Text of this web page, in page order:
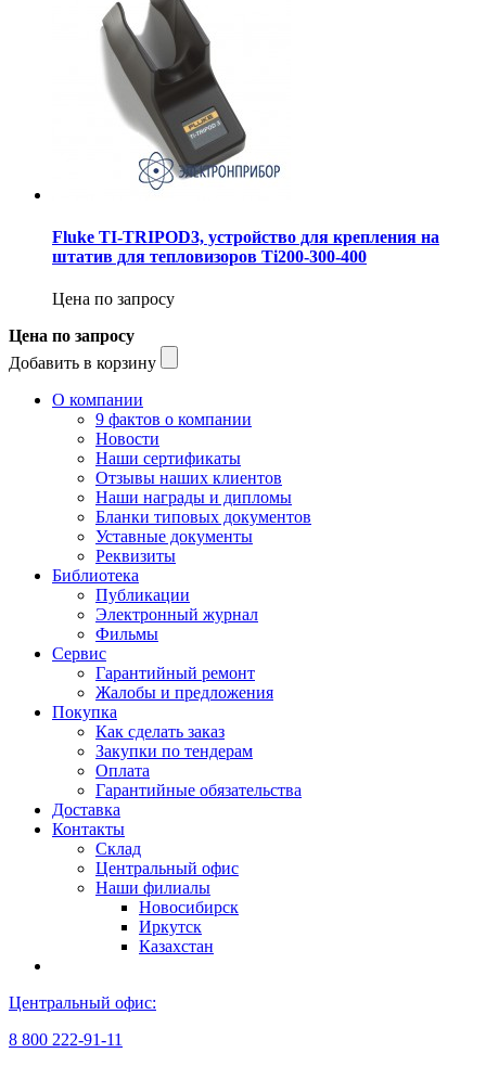
Fluke TI-TRIPOD3, устройство для крепления на
штатив для тепловизоров Ti200-300-400
Цена по запросу
Цена по запросу
Добавить в корзину
О компании
9 фактов о компании
Новости
Наши сертификаты
Отзывы наших клиентов
Наши награды и дипломы
Бланки типовых документов
Уставные документы
Реквизиты
Библиотека
Публикации
Электронный журнал
Фильмы
Сервис
Гарантийный ремонт
Жалобы и предложения
Покупка
Как сделать заказ
Закупки по тендерам
Оплата
Гарантийные обязательства
Доставка
Контакты
Склад
Центральный офис
Наши филиалы
Новосибирск
Иркутск
Казахстан
Центральный офис:
8 800 222-91-11